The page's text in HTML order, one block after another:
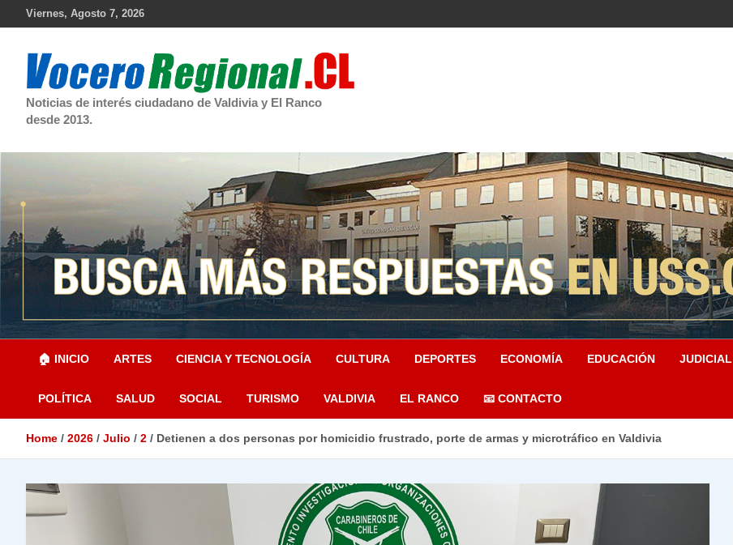
Viernes, Agosto 7, 2026
Noticias de interés ciudadano de Valdivia y El Ranco
desde 2013.
🏠 INICIO ARTES CIENCIA Y TECNOLOGÍA CULTURA DEPORTES ECONOMÍA EDUCACIÓN JUDICIAL
POLÍTICA SALUD SOCIAL TURISMO VALDIVIA EL RANCO 📧 CONTACTO
Home 2026 Julio 2 Detienen a dos personas por homicidio frustrado, porte de armas y microtráfico en Valdivia